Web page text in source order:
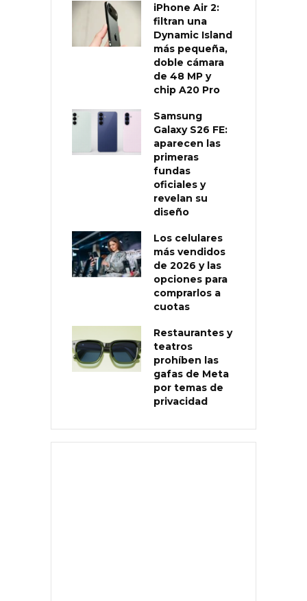
iPhone Air 2:
filtran una
Dynamic Island
más pequeña,
doble cámara
de 48 MP y
chip A20 Pro
Samsung
Galaxy S26 FE:
aparecen las
primeras
fundas
oficiales y
revelan su
diseño
Los celulares
más vendidos
de 2026 y las
opciones para
comprarlos a
cuotas
Restaurantes y
teatros
prohíben las
gafas de Meta
por temas de
privacidad